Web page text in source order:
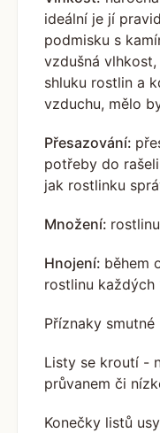
ideální je jí
podmisku s
vzdušná
shluku rostlin a
vzduchu, mělo
Přesazování:
potřeby do
jak rostlinku
Množení:
Hnojení: během
rostlinu každých
Příznaky
Listy se kroutí -
průvanem či
Konečky listů